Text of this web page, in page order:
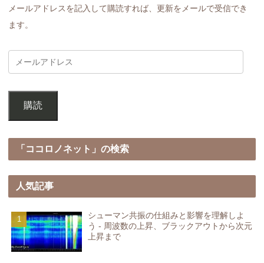
メールアドレスを記入して購読すれば、更新をメールで受信でき
ます。
購読
「ココロノネット」の検索
人気記事
シューマン共振の仕組みと影響を理解しよ
う - 周波数の上昇、ブラックアウトから次元
上昇まで